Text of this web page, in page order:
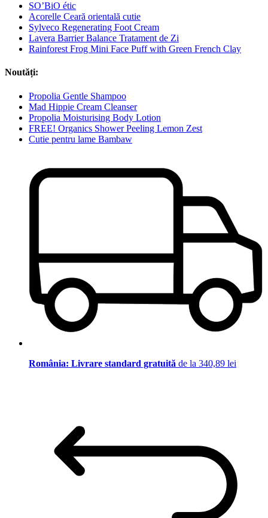
SO’BiO étic
Acorelle Ceară orientală cutie
Sylveco Regenerating Foot Cream
Lavera Barrier Balance Tratament de Zi
Rainforest Frog Mini Face Puff with Green French Clay
Noutăți:
Propolia Gentle Shampoo
Mad Hippie Cream Cleanser
Propolia Moisturising Body Lotion
FREE! Organics Shower Peeling Lemon Zest
Cutie pentru lame Bambaw
România: Livrare standard gratuită de la 340,89 lei